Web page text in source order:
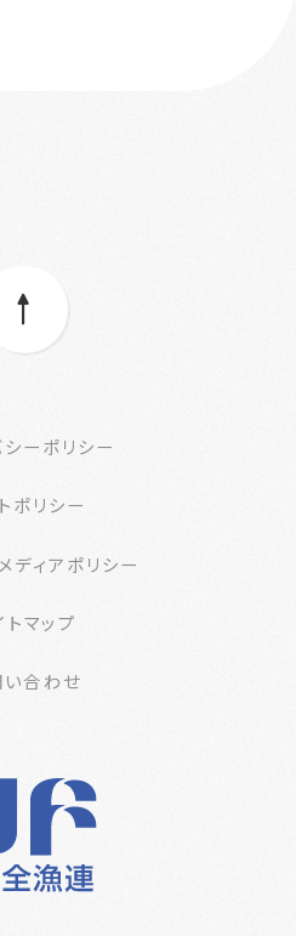
ーポリシー
ポリシー
ディアポリシー
トマップ
い合わせ